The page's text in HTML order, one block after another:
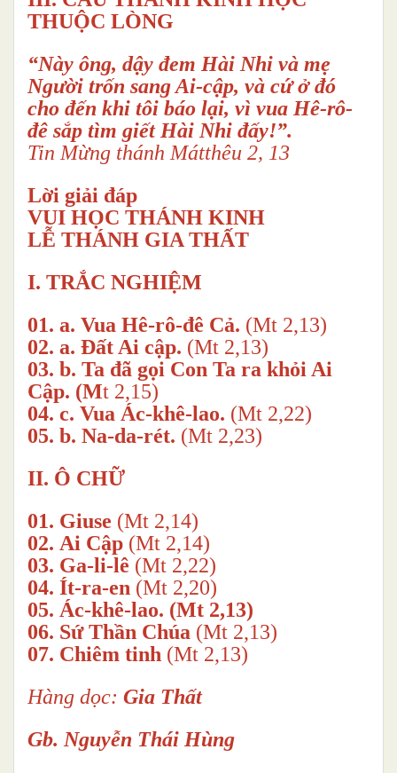
THUỘC LÒNG
“Này ông, dậy đem Hài Nhi và mẹ
Người trốn sang Ai-cập, và cứ ở đó
cho đến khi tôi báo lại, vì vua Hê-rô-
đê sắp tìm giết Hài Nhi đấy!”.
Tin Mừng thánh Mátthêu 2, 13
Lời giải đáp
VUI HỌC THÁNH KINH
LỄ THÁNH GIA THẤT
I. TRẮC NGHIỆM
01. a. Vua Hê-rô-đê Cả. (Mt 2,13)
02. a. Đất Ai cập. (Mt 2,13)
03. b. Ta đã gọi Con Ta ra khỏi Ai
Cập. (Mt 2,15)
04. c. Vua Ác-khê-lao. (Mt 2,22)
05. b. Na-da-rét. (Mt 2,23)
II. Ô CHỮ
01. Giuse (Mt 2,14)
02. Ai Cập (Mt 2,14)
03. Ga-li-lê (Mt 2,22)
04. Ít-ra-en (Mt 2,20)
05. Ác-khê-lao. (Mt 2,13)
06. Sứ Thần Chúa (Mt 2,13)
07. Chiêm tinh (Mt 2,13)
Hàng dọc: Gia Thất
Gb. Nguyễn Thái Hùng